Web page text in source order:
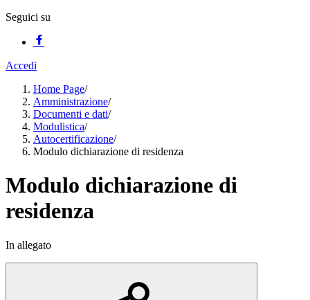
Seguici su
Accedi
Home Page/
Amministrazione/
Documenti e dati/
Modulistica/
Autocertificazione/
Modulo dichiarazione di residenza
Modulo dichiarazione di
residenza
In allegato